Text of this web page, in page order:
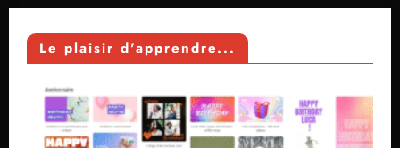
Le plaisir d'apprendre...